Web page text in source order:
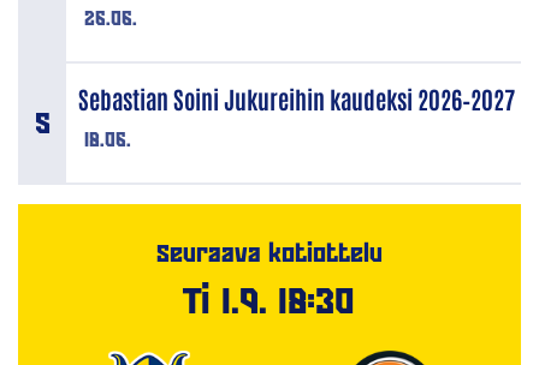
26.06.
18.06.
Sebastian Soini Jukureihin kaudeksi 2026–2027
Seuraava kotiottelu
Ti 1.9. 18:30